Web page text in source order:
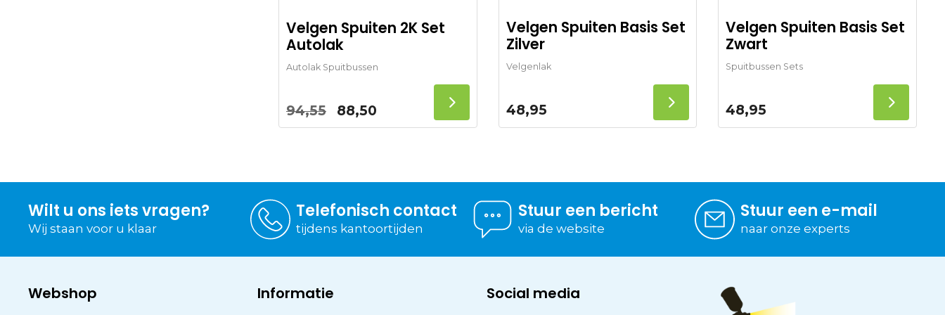
Velgen Spuiten 2K Set
Autolak
Autolak Spuitbussen
94,55 88,50
Velgen Spuiten Basis Set
Zilver
Velgenlak
48,95
Velgen Spuiten Basis Set
Zwart
Spuitbussen Sets
48,95
Wilt u ons iets vragen?
Wij staan voor u klaar
Telefonisch contact
tijdens kantoortijden
Stuur een bericht
via de website
Stuur een e-mail
naar onze experts
Webshop Informatie Social media